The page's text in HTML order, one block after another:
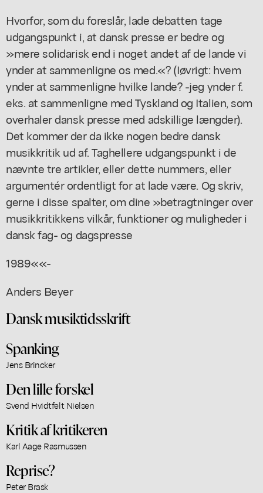
Hvorfor, som du foreslår, lade debatten tage
udgangspunkt i, at dansk presse er bedre og
»mere solidarisk end i noget andet af de lande vi
ynder at sammenligne os med.«? (Iøvrigt: hvem
ynder at sammenligne hvilke lande? -jeg ynder f.
eks. at sammenligne med Tyskland og Italien, som
overhaler dansk presse med adskillige længder).
Det kommer der da ikke nogen bedre dansk
musikkritik ud af. Taghellere udgangspunkt i de
nævnte tre artikler, eller dette nummers, eller
argumentér ordentligt for at lade være. Og skriv,
gerne i disse spalter, om dine »betragtninger over
musikkritikkens vilkår, funktioner og muligheder i
dansk fag- og dagspresse
1989««-
Anders Beyer
Dansk musiktidsskrift
Spanking
Jens Brincker
Den lille forskel
Svend Hvidtfelt Nielsen
Kritik af kritikeren
Karl Aage Rasmussen
Reprise?
Peter Brask